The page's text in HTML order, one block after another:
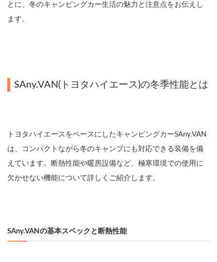
とに、冬のキャンピングカー生活の魅力と注意点をお伝えし
ます。
SAny.VAN(トヨタハイエース)の冬季性能とは
トヨタハイエースをベースにしたキャンピングカーSAny.VAN
は、コンパクトながら冬のキャンプにも対応できる装備を備
えています。断熱性能や暖房設備など、極寒環境での使用に
欠かせない機能について詳しくご紹介します。
SAny.VANの基本スペックと断熱性能